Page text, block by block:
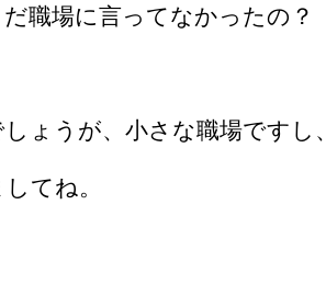
職場に言ってなかったの？
ょうが、小さな職場ですし、
てね。